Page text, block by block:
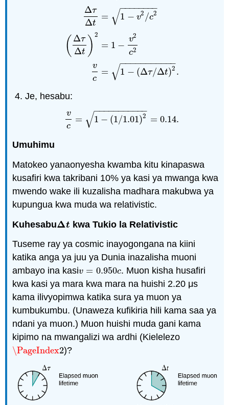
Δτ
Δt
( Δτ
Δt ) 2
v
c
= 1 − v2 /c2
− −
−−−−−−
√
= 1 −
v2
c2
= 1 − (Δτ/Δt)2
− −
−−−−−−−−−
√ .
Δτ=11−v2/ c2 Δτ Δτ
Je, hesabu:
v
c
= 1 − (1/1.01)2
− −
−−−−−−−−−
√ = 0.14.
v c=1−(1/1.01)2=0.14.
Umuhimu
Matokeo yanaonyesha kwamba kitu kinapaswa
kusafiri kwa takribani 10% ya kasi ya mwanga kwa
mwendo wake ili kuzalisha madhara makubwa ya
kupungua kwa muda wa relativistic.
KuhesabuΔt
Δt
kwa Tukio la Relativistic
Tuseme ray ya cosmic inayogongana na kiini
katika anga ya juu ya Dunia inazalisha muoni
ambayo ina kasiv = 0.950c
v =0.950c . Muon kisha husafiri
kwa kasi ya mara kwa mara na huishi 2.20 μs
kama ilivyopimwa katika sura ya muon ya
kumbukumbu. (Unaweza kufikiria hili kama saa ya
ndani ya muon.) Muon huishi muda gani kama
kipimo na mwangalizi wa ardhi (Kielelezo
\PageIndex2
\PageIndex2)?